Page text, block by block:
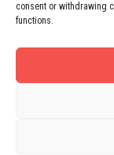
consent or withdrawing
functions.
WEBINAR